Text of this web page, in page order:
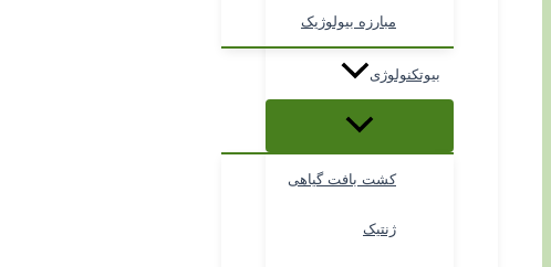
مبارزه بیولوژیک
بیوتکنولوژی
کشت بافت گیاهی
ژنتیک